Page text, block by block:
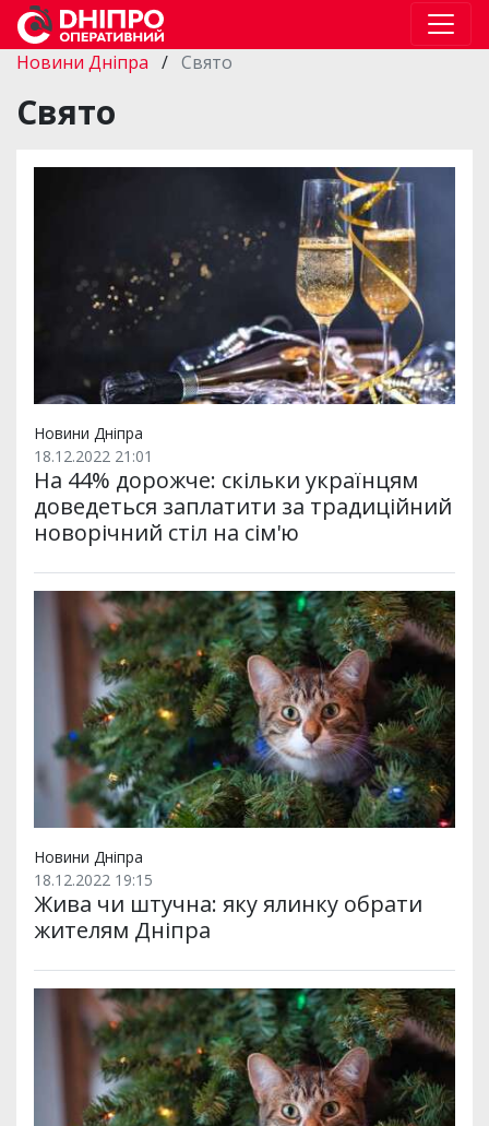
Новини Дніпра / Свято
Свято
Новини Дніпра
18.12.2022 21:01
На 44% дорожче: скільки українцям
доведеться заплатити за традиційний
новорічний стіл на сім'ю
Новини Дніпра
18.12.2022 19:15
Жива чи штучна: яку ялинку обрати
жителям Дніпра